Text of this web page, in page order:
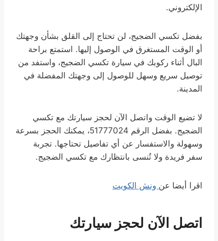
الإلكتروني.
بفضل تكسي الضجيج، لن تحتاج إلى القلق بشأن وجهتك
أو الوقت المستغرق في الوصول إليها. استمتع براحة
البال أثناء ركوبك في سيارة تكسي الضجيج، واستفد من
توصيل سريع وسهل للوصول إلى وجهتك المفضلة في
المدينة.
لا تضيع الوقت واتصل الآن لحجز سيارتك مع تكسي
الضجيج. بفضل الرقم 51777024، يمكنك الحجز بسرعة
وسهولة والاستفسار عن أي تفاصيل تحتاجها. تجربة
سفر فريدة ولا تُنسى بانتظارك مع تكسي الضجيج.
اقرا أيضا عن ونش الكويت
اتصل الآن لحجز سيارتك